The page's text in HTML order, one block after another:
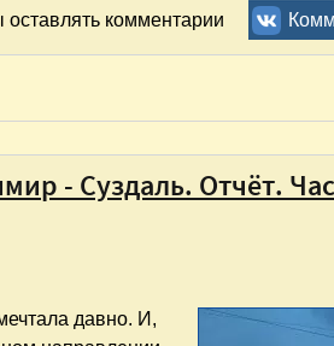
- Суздаль. Отчёт. Часть 2.
оставлять комментарии
- Суздаль. Отчёт.
давно. И,